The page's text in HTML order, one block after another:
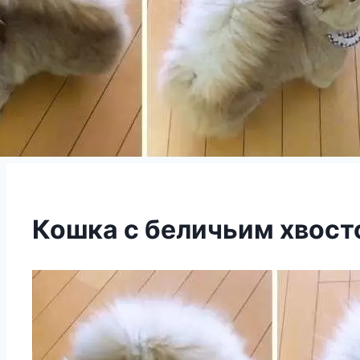
Кошка с беличьим